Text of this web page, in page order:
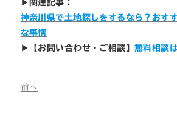
▶ 関連記事：
神奈川県で土地探しをするなら？おす
な事情
▶
【お問い合わせ・ご相談】無料相談
前へ